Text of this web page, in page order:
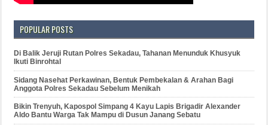
POPULAR POSTS
Di Balik Jeruji Rutan Polres Sekadau, Tahanan Menunduk Khusyuk
Ikuti Binrohtal
Sidang Nasehat Perkawinan, Bentuk Pembekalan & Arahan Bagi
Anggota Polres Sekadau Sebelum Menikah
Bikin Trenyuh, Kapospol Simpang 4 Kayu Lapis Brigadir Alexander
Aldo Bantu Warga Tak Mampu di Dusun Janang Sebatu